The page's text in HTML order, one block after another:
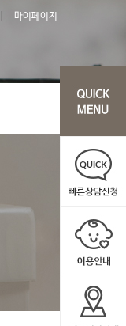
마이페이지